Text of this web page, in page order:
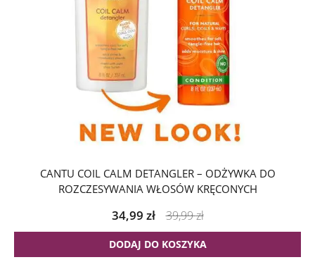
CANTU COIL CALM DETANGLER – ODŻYWKA DO
ROZCZESYWANIA WŁOSÓW KRĘCONYCH
34,99 zł 39,99zł
DODAJ DO KOSZYKA